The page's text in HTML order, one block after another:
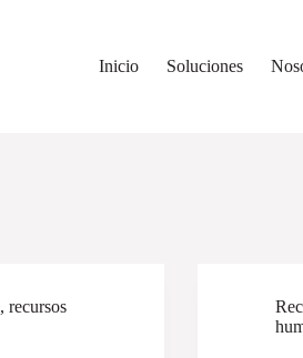
Inicio
Soluciones
,recursos